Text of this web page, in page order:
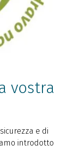
vostra
e di
introdotto